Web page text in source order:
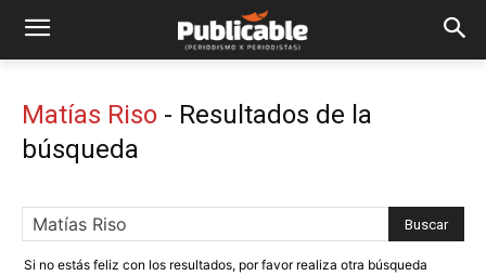
Matías Riso - Resultados de la
búsqueda
Si no estás feliz con los resultados, por favor realiza otra búsqueda